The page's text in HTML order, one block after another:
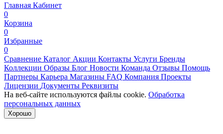
Главная Кабинет
0
Корзина
0
Избранные
0
Сравнение Каталог Акции Контакты Услуги Бренды
Коллекции Образы Блог Новости Команда Отзывы Помощь
Партнеры Карьера Магазины FAQ Компания Проекты
Лицензии Документы Реквизиты
На веб-сайте используются файлы cookie. Обработка
персональных данных
Хорошо